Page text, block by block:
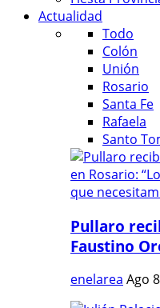
Actualidad
Todo
Colón
Unión
Rosario
Santa Fe
Rafaela
Santo
Pullaro
Faustino
enelarea Ago